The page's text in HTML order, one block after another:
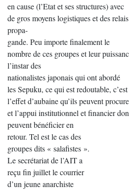
en cause (l’Etat et ses structures) avec
de gros moyens logistiques et des
propa-
gande. Peu importe finalement le
nombre de ces groupes et leur
l’instar des
nationalistes japonais qui ont abordé
les Sepuku, ce qui est redoutable, c’est
l’effet d’aubaine qu’ils peuvent
et l’appui institutionnel et financier
peuvent bénéficier en
retour. Tel est le cas des
groupes dits « salafistes ».
Le secrétariat de l’AIT a
reçu fin juillet le courrier
d’un jeune anarchiste